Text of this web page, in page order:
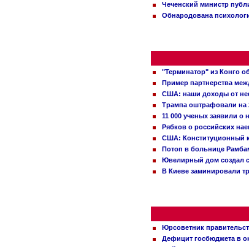
Чеченский министр
Обнародована
"Терминатор" из Конго
Пример партнерства
США: наши доходы от
Трампа оштрафовали на
11 000 ученых заявили о
Рябков о российских
США: Конституционный
Потоп в больнице
Ювелирный дом создал
В Киеве заминировали
Юрсоветник
Дефицит госбюджета в